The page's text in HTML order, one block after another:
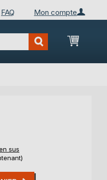
Mon compte
FAQ
Mon
sus